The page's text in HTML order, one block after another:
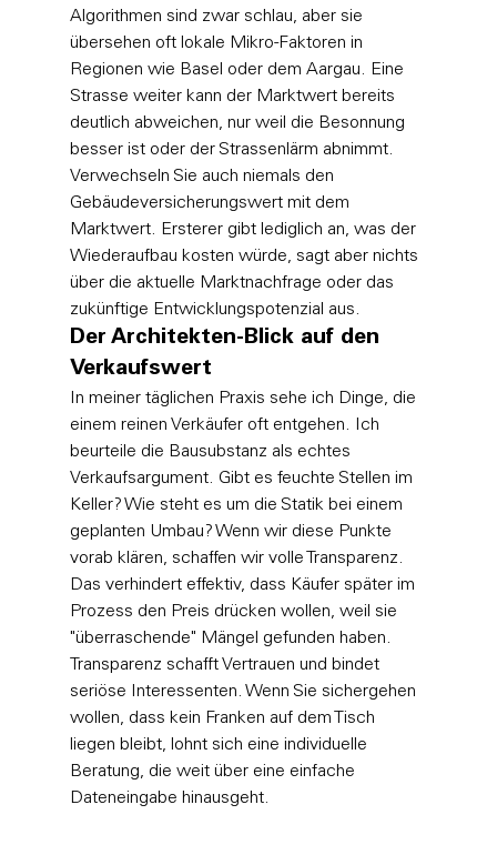
Algorithmen sind zwar schlau, aber sie
übersehen oft lokale Mikro-Faktoren in
Regionen wie Basel oder dem Aargau. Eine
Strasse weiter kann der Marktwert bereits
deutlich abweichen, nur weil die Besonnung
besser ist oder der Strassenlärm abnimmt.
Verwechseln Sie auch niemals den
Gebäudeversicherungswert mit dem
Marktwert. Ersterer gibt lediglich an, was der
Wiederaufbau kosten würde, sagt aber nichts
über die aktuelle Marktnachfrage oder das
zukünftige Entwicklungspotenzial aus.
Der Architekten-Blick auf den
Verkaufswert
In meiner täglichen Praxis sehe ich Dinge, die
einem reinen Verkäufer oft entgehen. Ich
beurteile die Bausubstanz als echtes
Verkaufsargument. Gibt es feuchte Stellen im
Keller? Wie steht es um die Statik bei einem
geplanten Umbau? Wenn wir diese Punkte
vorab klären, schaffen wir volle Transparenz.
Das verhindert effektiv, dass Käufer später im
Prozess den Preis drücken wollen, weil sie
"überraschende" Mängel gefunden haben.
Transparenz schafft Vertrauen und bindet
seriöse Interessenten. Wenn Sie sichergehen
wollen, dass kein Franken auf dem Tisch
liegen bleibt, lohnt sich eine individuelle
Beratung, die weit über eine einfache
Dateneingabe hinausgeht.